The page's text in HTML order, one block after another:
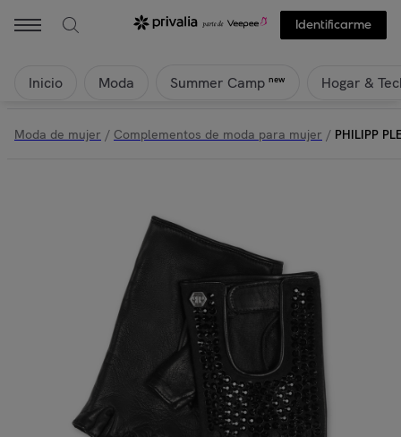
Identificarme
Inicio Moda Summer Camp new Hogar &
Moda de mujer / Complementos de moda para mujer / PHILIPP